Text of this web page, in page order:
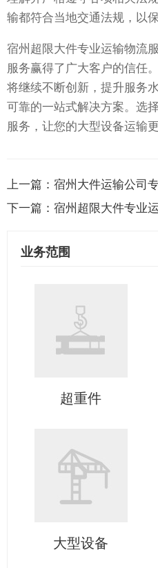
输都符合当地交通法规，以
宿州超限大件专业运输物流
服务赢得了广大客户的信任
将继续不断创新，提升服务
可靠的一站式解决方案。选
服务，让您的大型设备运输
上一篇： 宿州大件运输公司
下一篇： 宿州超限大件专业
业务范围
超重件
大型设备